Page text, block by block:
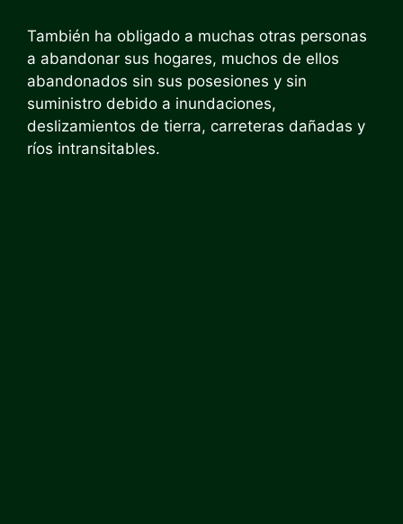
También ha obligado a muchas otras personas
a abandonar sus hogares, muchos de ellos
abandonados sin sus posesiones y sin
suministro debido a inundaciones,
deslizamientos de tierra, carreteras dañadas y
ríos intransitables.